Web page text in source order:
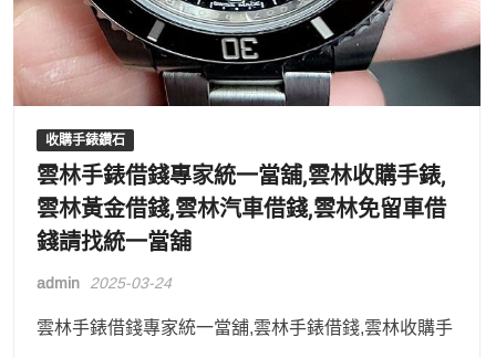
收購手錶鑽石
雲林手錶借錢專家統一當舖,雲林收購手錶,
雲林黃金借錢,雲林汽車借錢,雲林免留車借
錢請找統一當舖
admin 2025-03-24
雲林手錶借錢專家統一當舖,雲林手錶借錢,雲林收購手